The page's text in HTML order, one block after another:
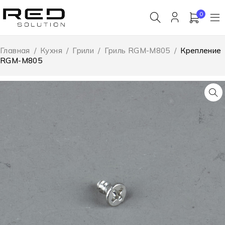
0
Главная / Кухня / Грили / Гриль RGM-M805 / Крепление
RGM-M805